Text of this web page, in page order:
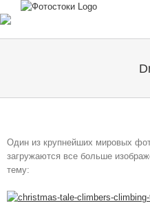
to
Один из крупнейших мировых
загружаются все больше
тему: